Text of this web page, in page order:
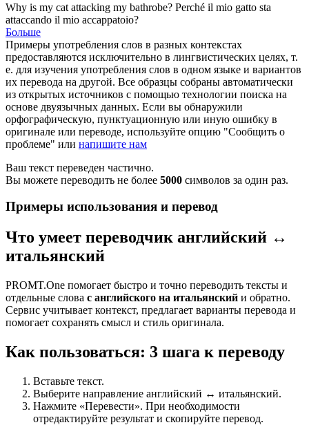
Why is my cat attacking my bathrobe? Perché il mio gatto sta
attaccando il mio accappatoio?
Больше
Примеры употребления слов в разных контекстах
предоставляются исключительно в лингвистических целях, т.
е. для изучения употребления слов в одном языке и вариантов
их перевода на другой. Все образцы собраны автоматически
из открытых источников с помощью технологии поиска на
основе двуязычных данных. Если вы обнаружили
орфографическую, пунктуационную или иную ошибку в
оригинале или переводе, используйте опцию "Сообщить о
проблеме" или напишите нам
Ваш текст переведен частично.
Вы можете переводить не более 5000 символов за один раз.
Примеры использования и перевод
Что умеет переводчик английский ↔
итальянский
PROMT.One помогает быстро и точно переводить тексты и
отдельные слова с английского на итальянский и обратно.
Сервис учитывает контекст, предлагает варианты перевода и
помогает сохранять смысл и стиль оригинала.
Как пользоваться: 3 шага к переводу
Вставьте текст.
Выберите направление английский ↔ итальянский.
Нажмите «Перевести». При необходимости
отредактируйте результат и скопируйте перевод.